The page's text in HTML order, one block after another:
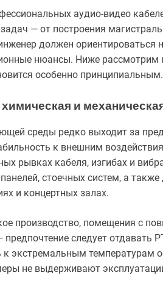
аудио-видео
— от построения
должен ориентироваться
нюансы. Ниже
особенно принципиальным.
и
среды редко выходит за
к внешним
рывках кабеля, изгибах и
стоечных систем, а также
и концертных залах.
производство, помещения с
следует отдавать
к экстремальным температурам
не выдерживают